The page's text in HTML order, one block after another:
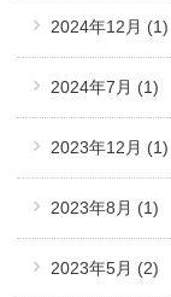
2024年12月 (1)
2024年7月 (1)
2023年12月 (1)
2023年8月 (1)
2023年5月 (2)